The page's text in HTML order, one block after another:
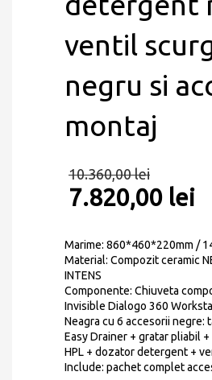
ventil
negru si
montaj
10.360,00lei
7.820,00 lei
Marime: 860*460*220mm /
Material: Compozit ceramic
INTENS
Componente: Chiuveta
Invisible Dialogo 360
Neagra cu 6 accesorii negre:
Easy Drainer + gratar pliabil
HPL + dozator detergent +
Include: pachet complet